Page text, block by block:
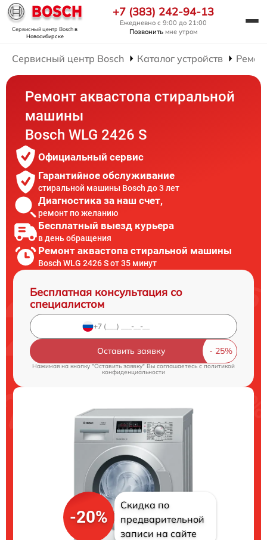
Сервисный центр Boschв
Новосибирске
+7 (383) 242-94-13
Ежедневно с 9:00 до 21:00
Позвонить мне утром
Сервисный центр Bosch Каталог устройств
Ремонт аквастопа стиральной
машины
Bosch WLG 2426 S
Официальный сервис
Гарантийное обслуживание
стиральной машины Bosch до 3 лет
Диагностика за наш счет,
ремонт по желанию
Бесплатный выезд курьера
в день обращения
Ремонт аквастопа стиральной машины
Bosch WLG 2426 S от 35 минут
Бесплатная консультация со
специалистом
Оставить заявку
Нажимая на кнопку "Оставить заявку" Вы соглашаетесь cполитикой
конфиденциальности
-20%
Скидка по
предварительной
записи на сайте